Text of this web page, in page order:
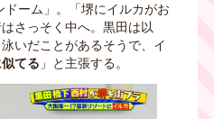
ーム」。「堺にイルカがお
さっそく中へ。黒田は以
いだことがあるそうで、イ
てる 」と主張する。